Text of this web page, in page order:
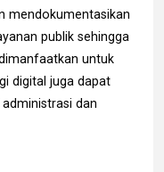
mendokumentasikan
publik sehingga
untuk
digital juga dapat
dan